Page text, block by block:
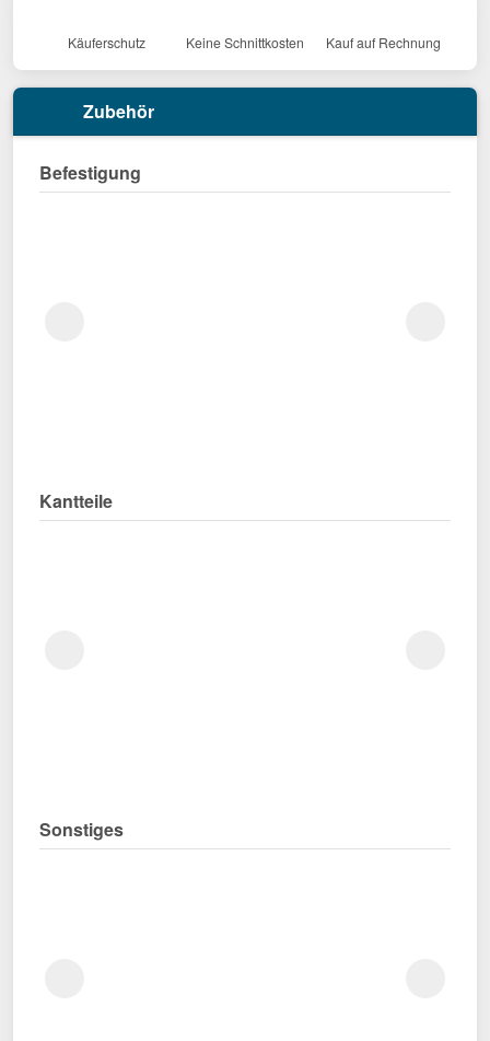
Käuferschutz Keine Schnittkosten Kauf auf Rechnung
Zubehör
Befestigung
Kantteile
Sonstiges